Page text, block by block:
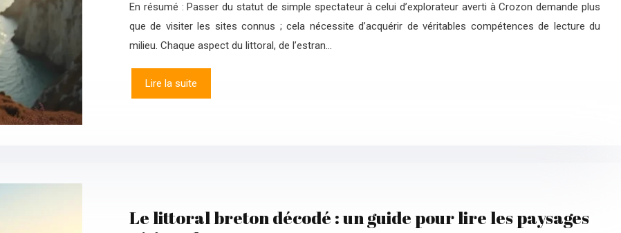
En résumé : Passer du statut de simple spectateur à celui d’explorateur averti à Crozon demande plus
que de visiter les sites connus ; cela nécessite d’acquérir de véritables compétences de lecture du
milieu. Chaque aspect du littoral, de l’estran…
Lire la suite
Le littoral breton décodé : un guide pour lire les paysages